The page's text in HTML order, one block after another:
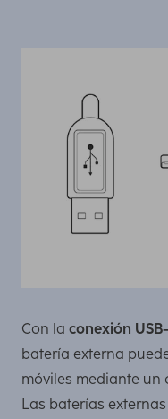
Con la conexión
batería externa
móviles mediante un
Las baterías